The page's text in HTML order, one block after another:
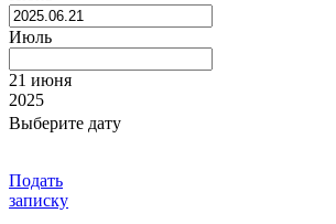
Июль
21 июня
2025
Выберите дату
Подать
записку